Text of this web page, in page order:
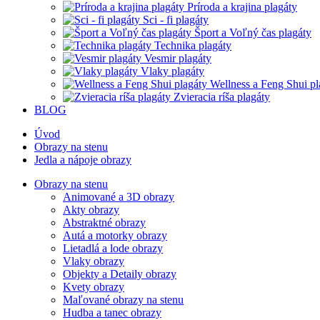
Príroda a krajina plagáty
Sci - fi plagáty
Šport a Voľný čas plagáty
Technika plagáty
Vesmir plagáty
Vlaky plagáty
Wellness a Feng Shui
Zvieracia ríša plagáty
BLOG
Úvod
Obrazy na stenu
Jedla a nápoje obrazy
Obrazy na stenu
Animované a 3D obrazy
Akty obrazy
Abstraktné obrazy
Autá a motorky obrazy
Lietadlá a lode obrazy
Vlaky obrazy
Objekty a Detaily obrazy
Kvety obrazy
Maľované obrazy na stenu
Hudba a tanec obrazy